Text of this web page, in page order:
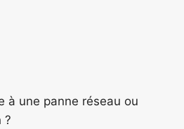
à une panne réseau ou
?